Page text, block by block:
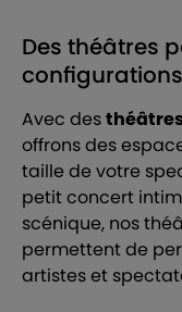
Des théâtres
Avec desthéâtres
offrons des
taille de votre
petit concert
scénique, nos
permettent de
artistes et